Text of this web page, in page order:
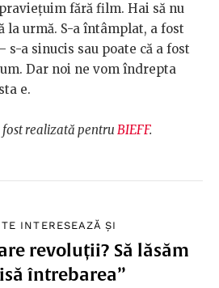
fără film. Hai să nu
la urmă. S-a întâmplat, a fost
s-a sinucis sau poate că a fost
Dar noi ne vom îndrepta
e.
realizată pentru BIEFF.
TE INTERESEAZĂ ȘI
revoluții? Să lăsăm
întrebarea”